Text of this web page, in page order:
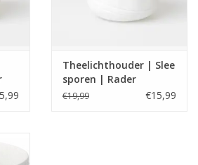
Theelichthouder | Slee
sporen | Rader
€19,99 €15,99